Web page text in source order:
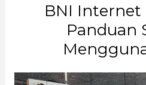
BNI Internet
Panduan